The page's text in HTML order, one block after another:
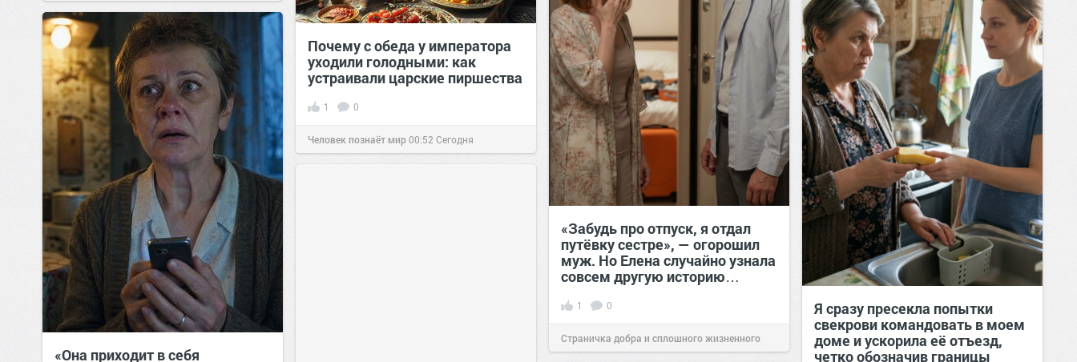
Почему с обеда у императора
уходили голодными: как
устраивали царские пиршества
1 0
Человек познаёт мир00:52 Сегодня
«Забудь про отпуск, я отдал
путёвку сестре», — огорошил
муж. Но Елена случайно узнала
совсем другую историю…
1 0
Страничка добра и сплошного жизненного
Я сразу пресекла попытки
свекрови командовать в моем
доме и ускорила её отъезд,
четко обозначив границы
«Она приходит в себя